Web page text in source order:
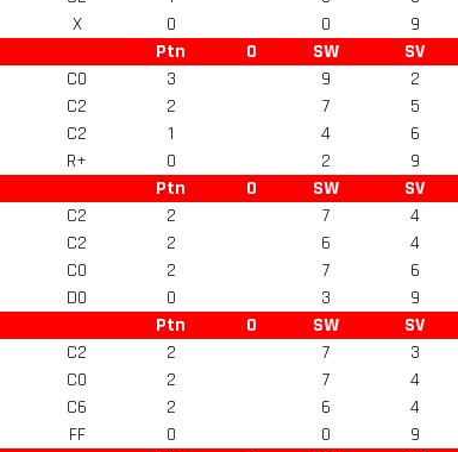
X 0 0 9
Ptn O SW SV
C0 3 9 2
C2 2 7 5
C2 1 4 6
R+ 0 2 9
Ptn O SW SV
C2 2 7 4
C2 2 6 4
C0 2 7 6
D0 0 3 9
Ptn O SW SV
C2 2 7 3
C0 2 7 4
C6 2 6 4
FF 0 0 9